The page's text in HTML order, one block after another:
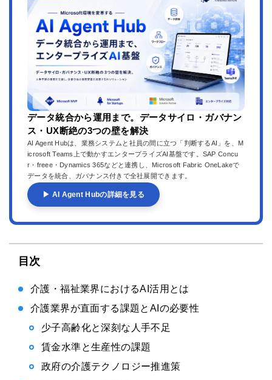
データ統合から運用まで。データサイロ・ガバナン
ス・UX断絶の3つの壁を解決
AI Agent Hubは、業務システムと社員の間に立つ「判断するAI」を、M
icrosoft Teams上で動かすエンタープライズAI基盤です。SAP Concu
r・freee・Dynamics 365などと連携し、Microsoft Fabric OneLakeで
データを統合、ガバナンス付きで全社展開できます。
▶ AI Agent Hubの詳細を見る
目次
介護・福祉業界におけるAI活用とは
介護業界が直面する課題とAIの必要性
少子高齢化と深刻な人手不足
賃金水準と生産性の課題
政府の介護テクノロジー推進策